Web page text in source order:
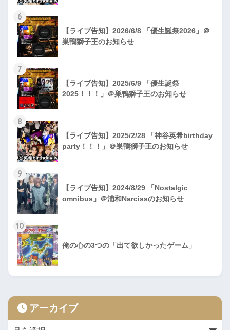
6
【ライブ告知】2026/6/8 「優生誕祭2026」＠
巣鴨獅子王のお知らせ
7
【ライブ告知】2025/6/9 「優生誕祭
2025！！！」＠巣鴨獅子王のお知らせ
8
【ライブ告知】2025/2/28 「神谷英希birthday
party！！！」＠巣鴨獅子王のお知らせ
9
【ライブ告知】2024/8/29 「Nostalgic
omnibus」＠浦和Narcissのお知らせ
10
俺の心の3つの「出て欲しかったゲーム」
アーカイブ